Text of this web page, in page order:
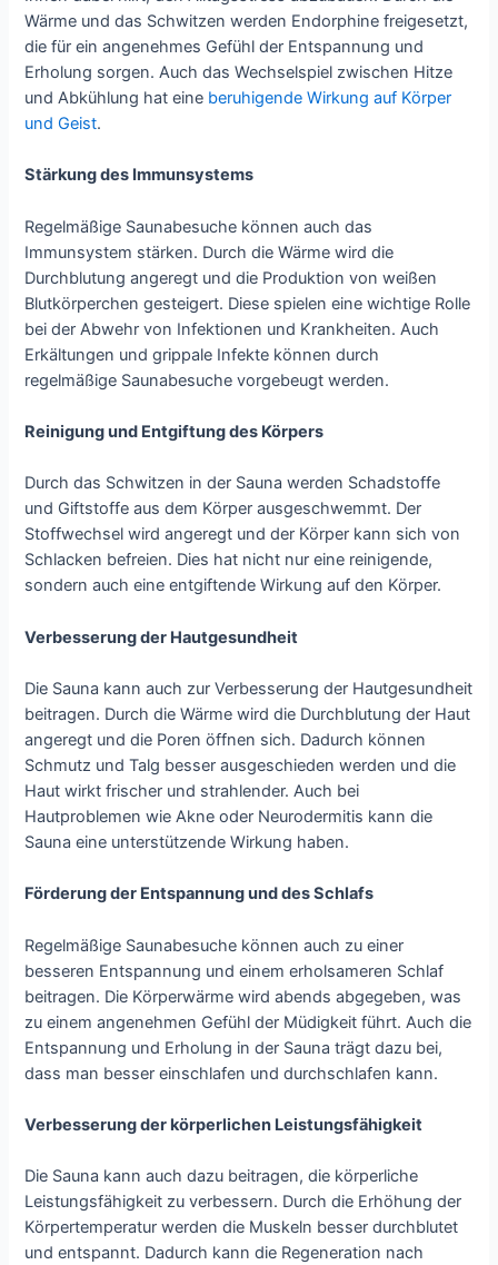
Wärme und das Schwitzen werden Endorphine freigesetzt,
die für ein angenehmes Gefühl der Entspannung und
Erholung sorgen. Auch das Wechselspiel zwischen Hitze
und Abkühlung hat eine beruhigende Wirkung auf Körper
und Geist.
Stärkung des Immunsystems
Regelmäßige Saunabesuche können auch das
Immunsystem stärken. Durch die Wärme wird die
Durchblutung angeregt und die Produktion von weißen
Blutkörperchen gesteigert. Diese spielen eine wichtige Rolle
bei der Abwehr von Infektionen und Krankheiten. Auch
Erkältungen und grippale Infekte können durch
regelmäßige Saunabesuche vorgebeugt werden.
Reinigung und Entgiftung des Körpers
Durch das Schwitzen in der Sauna werden Schadstoffe
und Giftstoffe aus dem Körper ausgeschwemmt. Der
Stoffwechsel wird angeregt und der Körper kann sich von
Schlacken befreien. Dies hat nicht nur eine reinigende,
sondern auch eine entgiftende Wirkung auf den Körper.
Verbesserung der Hautgesundheit
Die Sauna kann auch zur Verbesserung der Hautgesundheit
beitragen. Durch die Wärme wird die Durchblutung der Haut
angeregt und die Poren öffnen sich. Dadurch können
Schmutz und Talg besser ausgeschieden werden und die
Haut wirkt frischer und strahlender. Auch bei
Hautproblemen wie Akne oder Neurodermitis kann die
Sauna eine unterstützende Wirkung haben.
Förderung der Entspannung und des Schlafs
Regelmäßige Saunabesuche können auch zu einer
besseren Entspannung und einem erholsameren Schlaf
beitragen. Die Körperwärme wird abends abgegeben, was
zu einem angenehmen Gefühl der Müdigkeit führt. Auch die
Entspannung und Erholung in der Sauna trägt dazu bei,
dass man besser einschlafen und durchschlafen kann.
Verbesserung der körperlichen Leistungsfähigkeit
Die Sauna kann auch dazu beitragen, die körperliche
Leistungsfähigkeit zu verbessern. Durch die Erhöhung der
Körpertemperatur werden die Muskeln besser durchblutet
und entspannt. Dadurch kann die Regeneration nach